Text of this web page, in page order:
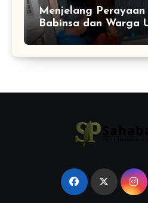
Menjelang Perayaan
Babinsa dan Warga
Perkuat Semangat